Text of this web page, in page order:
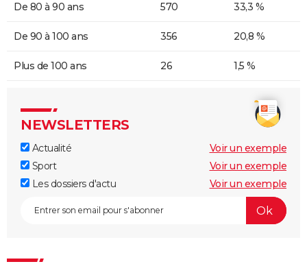
De 80 à 90 ans 570 33,3 %
De 90 à 100 ans 356 20,8 %
Plus de 100 ans 26 1,5 %
NEWSLETTERS
Actualité
Voir un exemple
Sport
Voir un exemple
Les dossiers d'actu
Voir un exemple